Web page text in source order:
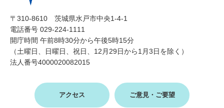
〒310-8610 茨城県水戸市中央1-4-1
電話番号 029-224-1111
開庁時間 午前8時30分から午後5時15分
（土曜日、日曜日、祝日、12月29日から1月3日を除く）
法人番号4000020082015
アクセス ご意見・ご要望